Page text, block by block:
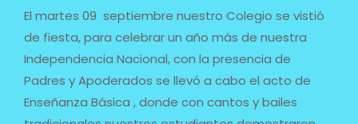
El martes 09 septiembre nuestro Colegio se vistió
de fiesta, para celebrar un año más de nuestra
Independencia Nacional, con la presencia de
Padres y Apoderados se llevó a cabo el acto de
Enseñanza Básica , donde con cantos y bailes